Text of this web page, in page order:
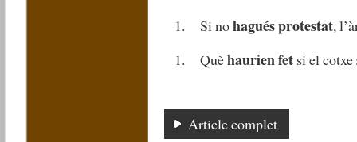
Si nohagués protestat,
Quèhaurien fetsi el cotxe
Article complet